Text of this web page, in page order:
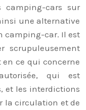
camping-cars sur
une alternative
camping-car. Il est
scrupuleusement
ce qui concerne
qui est
et les interdictions
la circulation et de